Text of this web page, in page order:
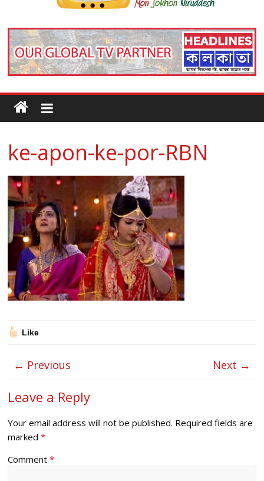
ke-apon-ke-por-RBN
Like
← Previous Next →
Leave a Reply
Your email address will not be published. Required fields are
marked*
Comment*